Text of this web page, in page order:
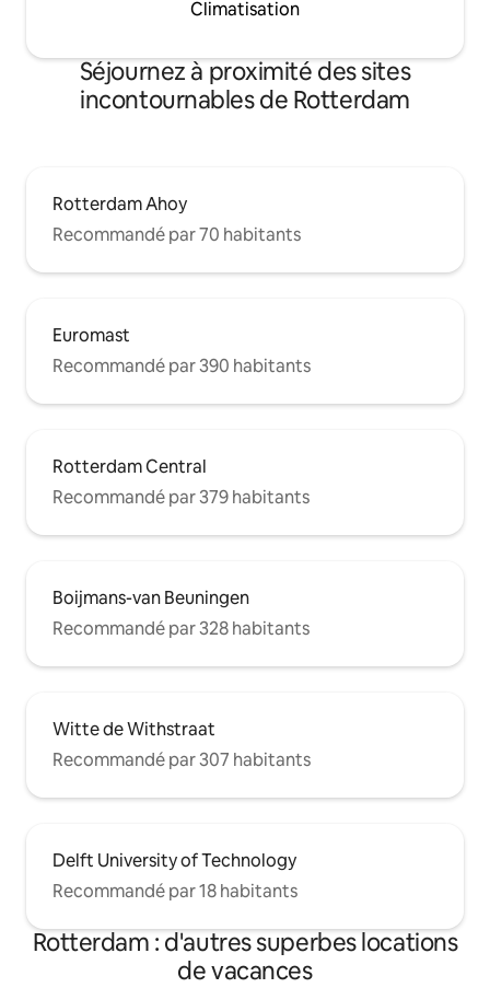
Climatisation
Séjournez à proximité des sites
incontournables de Rotterdam
Rotterdam Ahoy
Recommandé par 70 habitants
Euromast
Recommandé par 390 habitants
Rotterdam Central
Recommandé par 379 habitants
Boijmans-van Beuningen
Recommandé par 328 habitants
Witte de Withstraat
Recommandé par 307 habitants
Delft University of Technology
Recommandé par 18 habitants
Rotterdam : d'autres superbes locations
de vacances